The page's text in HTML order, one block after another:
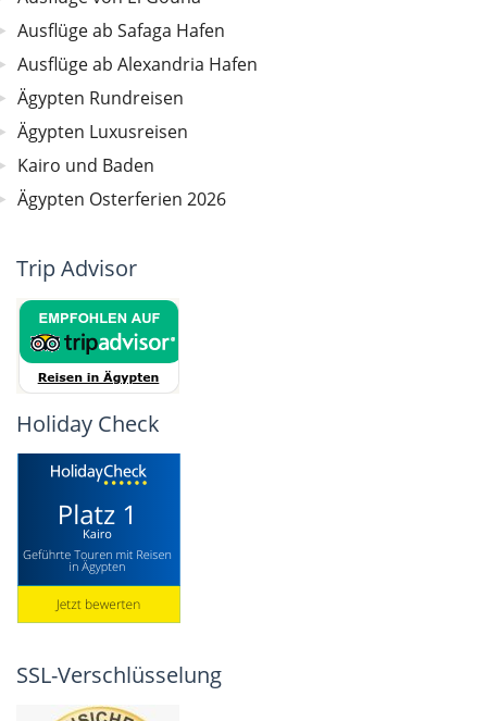
Ausflüge ab Safaga Hafen
Ausflüge ab Alexandria Hafen
Ägypten Rundreisen
Ägypten Luxusreisen
Kairo und Baden
Ägypten Osterferien 2026
Trip Advisor
Holiday Check
SSL-Verschlüsselung